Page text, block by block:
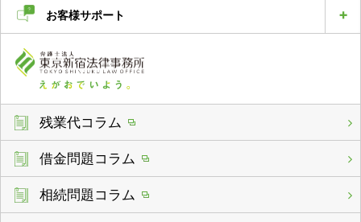
お客様サポート
残業代コラム
借金問題コラム
相続問題コラム